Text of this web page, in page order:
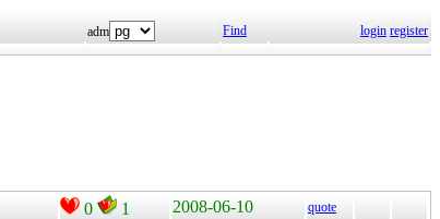
adm Find login register
0 1 2008-06-10 quote